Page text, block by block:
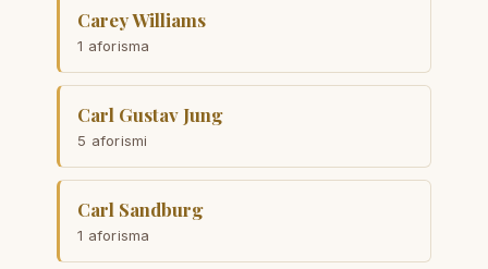
Carey Williams
1 aforisma
Carl Gustav Jung
5 aforismi
Carl Sandburg
1 aforisma